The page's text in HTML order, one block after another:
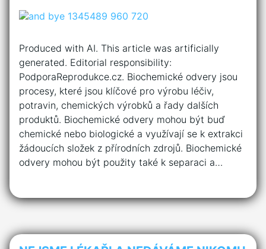
Produced with AI. This article was artificially
generated. Editorial responsibility:
PodporaReprodukce.cz. Biochemické odvery jsou
procesy, které jsou klíčové pro výrobu léčiv,
potravin, chemických výrobků a řady dalších
produktů. Biochemické odvery mohou být buď
chemické nebo biologické a využívají se k extrakci
žádoucích složek z přírodních zdrojů. Biochemické
odvery mohou být použity také k separaci a…